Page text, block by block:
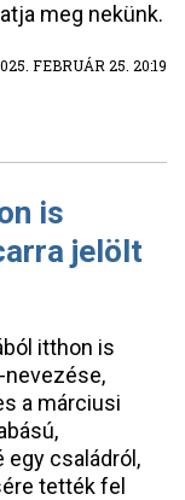
meg nekünk.
FEBRUÁR 25. 20:19
is
jelölt
itthon is
nevezése,
a márciusi
egy családról,
tették fel